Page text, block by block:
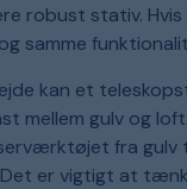
robust stativ.
samme
kan et
mellem gulv og
fra gulv
er vigtigt at